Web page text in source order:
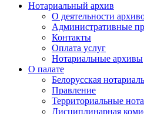
Нотариальный архив
О деятельности
Административные
Контакты
Оплата услуг
Нотариальные архивы
О палате
Белорусская
Правление
Территориальные
Дисциплинарная